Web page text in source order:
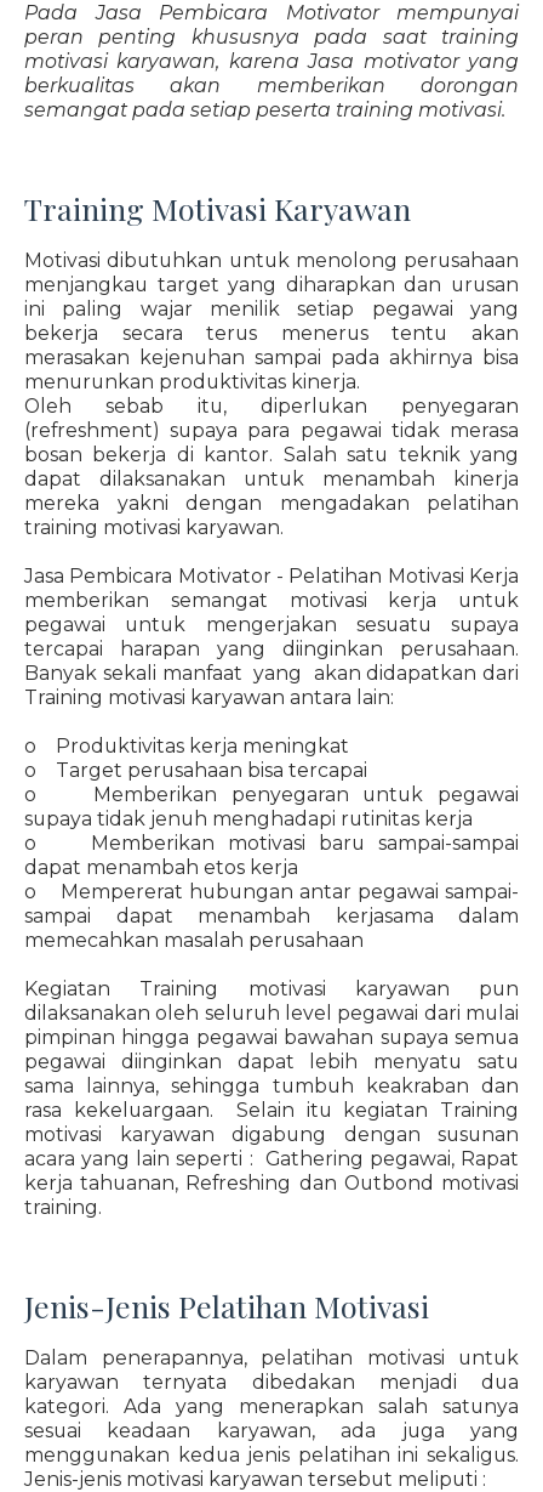
Pada Jasa Pembicara Motivator mempunyai
peran penting khususnya pada saat training
motivasi karyawan, karena Jasa motivator yang
berkualitas akan memberikan dorongan
semangat pada setiap peserta training motivasi.
Training Motivasi Karyawan
Motivasi dibutuhkan untuk menolong perusahaan
menjangkau target yang diharapkan dan urusan
ini paling wajar menilik setiap pegawai yang
bekerja secara terus menerus tentu akan
merasakan kejenuhan sampai pada akhirnya bisa
menurunkan produktivitas kinerja.
Oleh sebab itu, diperlukan penyegaran
(refreshment) supaya para pegawai tidak merasa
bosan bekerja di kantor. Salah satu teknik yang
dapat dilaksanakan untuk menambah kinerja
mereka yakni dengan mengadakan pelatihan
training motivasi karyawan.
Jasa Pembicara Motivator - Pelatihan Motivasi Kerja
memberikan semangat motivasi kerja untuk
pegawai untuk mengerjakan sesuatu supaya
tercapai harapan yang diinginkan perusahaan.
Banyak sekali manfaat yang akan didapatkan dari
Training motivasi karyawan antara lain:
o Produktivitas kerja meningkat
o Target perusahaan bisa tercapai
o Memberikan penyegaran untuk pegawai
supaya tidak jenuh menghadapi rutinitas kerja
o Memberikan motivasi baru sampai-sampai
dapat menambah etos kerja
o Mempererat hubungan antar pegawai sampai-
sampai dapat menambah kerjasama dalam
memecahkan masalah perusahaan
Kegiatan Training motivasi karyawan pun
dilaksanakan oleh seluruh level pegawai dari mulai
pimpinan hingga pegawai bawahan supaya semua
pegawai diinginkan dapat lebih menyatu satu
sama lainnya, sehingga tumbuh keakraban dan
rasa kekeluargaan. Selain itu kegiatan Training
motivasi karyawan digabung dengan susunan
acara yang lain seperti : Gathering pegawai, Rapat
kerja tahuanan, Refreshing dan Outbond motivasi
training.
Jenis-Jenis Pelatihan Motivasi
Dalam penerapannya, pelatihan motivasi untuk
karyawan ternyata dibedakan menjadi dua
kategori. Ada yang menerapkan salah satunya
sesuai keadaan karyawan, ada juga yang
menggunakan kedua jenis pelatihan ini sekaligus.
Jenis-jenis motivasi karyawan tersebut meliputi :